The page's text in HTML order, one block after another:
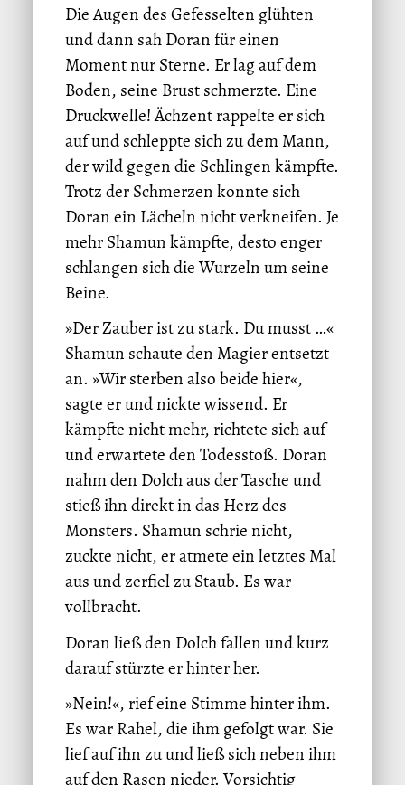
Die Augen des Gefesselten glühten
und dann sah Doran für einen
Moment nur Sterne. Er lag auf dem
Boden, seine Brust schmerzte. Eine
Druckwelle! Ächzent rappelte er sich
auf und schleppte sich zu dem Mann,
der wild gegen die Schlingen kämpfte.
Trotz der Schmerzen konnte sich
Doran ein Lächeln nicht verkneifen. Je
mehr Shamun kämpfte, desto enger
schlangen sich die Wurzeln um seine
Beine.
»Der Zauber ist zu stark. Du musst …«
Shamun schaute den Magier entsetzt
an. »Wir sterben also beide hier«,
sagte er und nickte wissend. Er
kämpfte nicht mehr, richtete sich auf
und erwartete den Todesstoß. Doran
nahm den Dolch aus der Tasche und
stieß ihn direkt in das Herz des
Monsters. Shamun schrie nicht,
zuckte nicht, er atmete ein letztes Mal
aus und zerfiel zu Staub. Es war
vollbracht.
Doran ließ den Dolch fallen und kurz
darauf stürzte er hinter her.
»Nein!«, rief eine Stimme hinter ihm.
Es war Rahel, die ihm gefolgt war. Sie
lief auf ihn zu und ließ sich neben ihm
auf den Rasen nieder. Vorsichtig